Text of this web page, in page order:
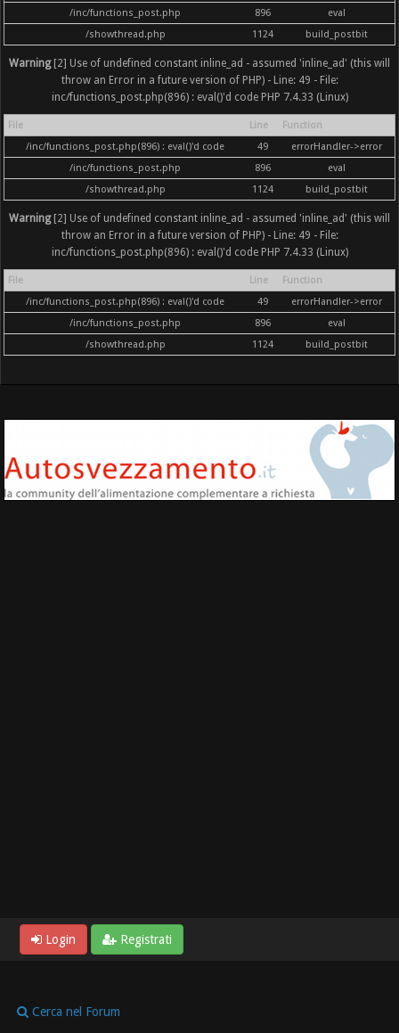
/inc/functions_post.php
896
eval
/showthread.php
1124 build_postbit
Warning[2] Use of undefined constant inline_ad - assumed 'inline_ad' (this will
throw an Error in a future version of PHP) - Line: 49 - File:
inc/functions_post.php(896) : eval()'d code PHP 7.4.33 (Linux)
File Line
Function
/inc/functions_post.php(896) : eval()'d code
49
errorHandler->error
/inc/functions_post.php
896
eval
/showthread.php
1124 build_postbit
Warning[2] Use of undefined constant inline_ad - assumed 'inline_ad' (this will
throw an Error in a future version of PHP) - Line: 49 - File:
inc/functions_post.php(896) : eval()'d code PHP 7.4.33 (Linux)
File Line
Function
/inc/functions_post.php(896) : eval()'d code
49
errorHandler->error
/inc/functions_post.php
896
eval
/showthread.php
1124 build_postbit
Login Registrati
Cerca nel Forum